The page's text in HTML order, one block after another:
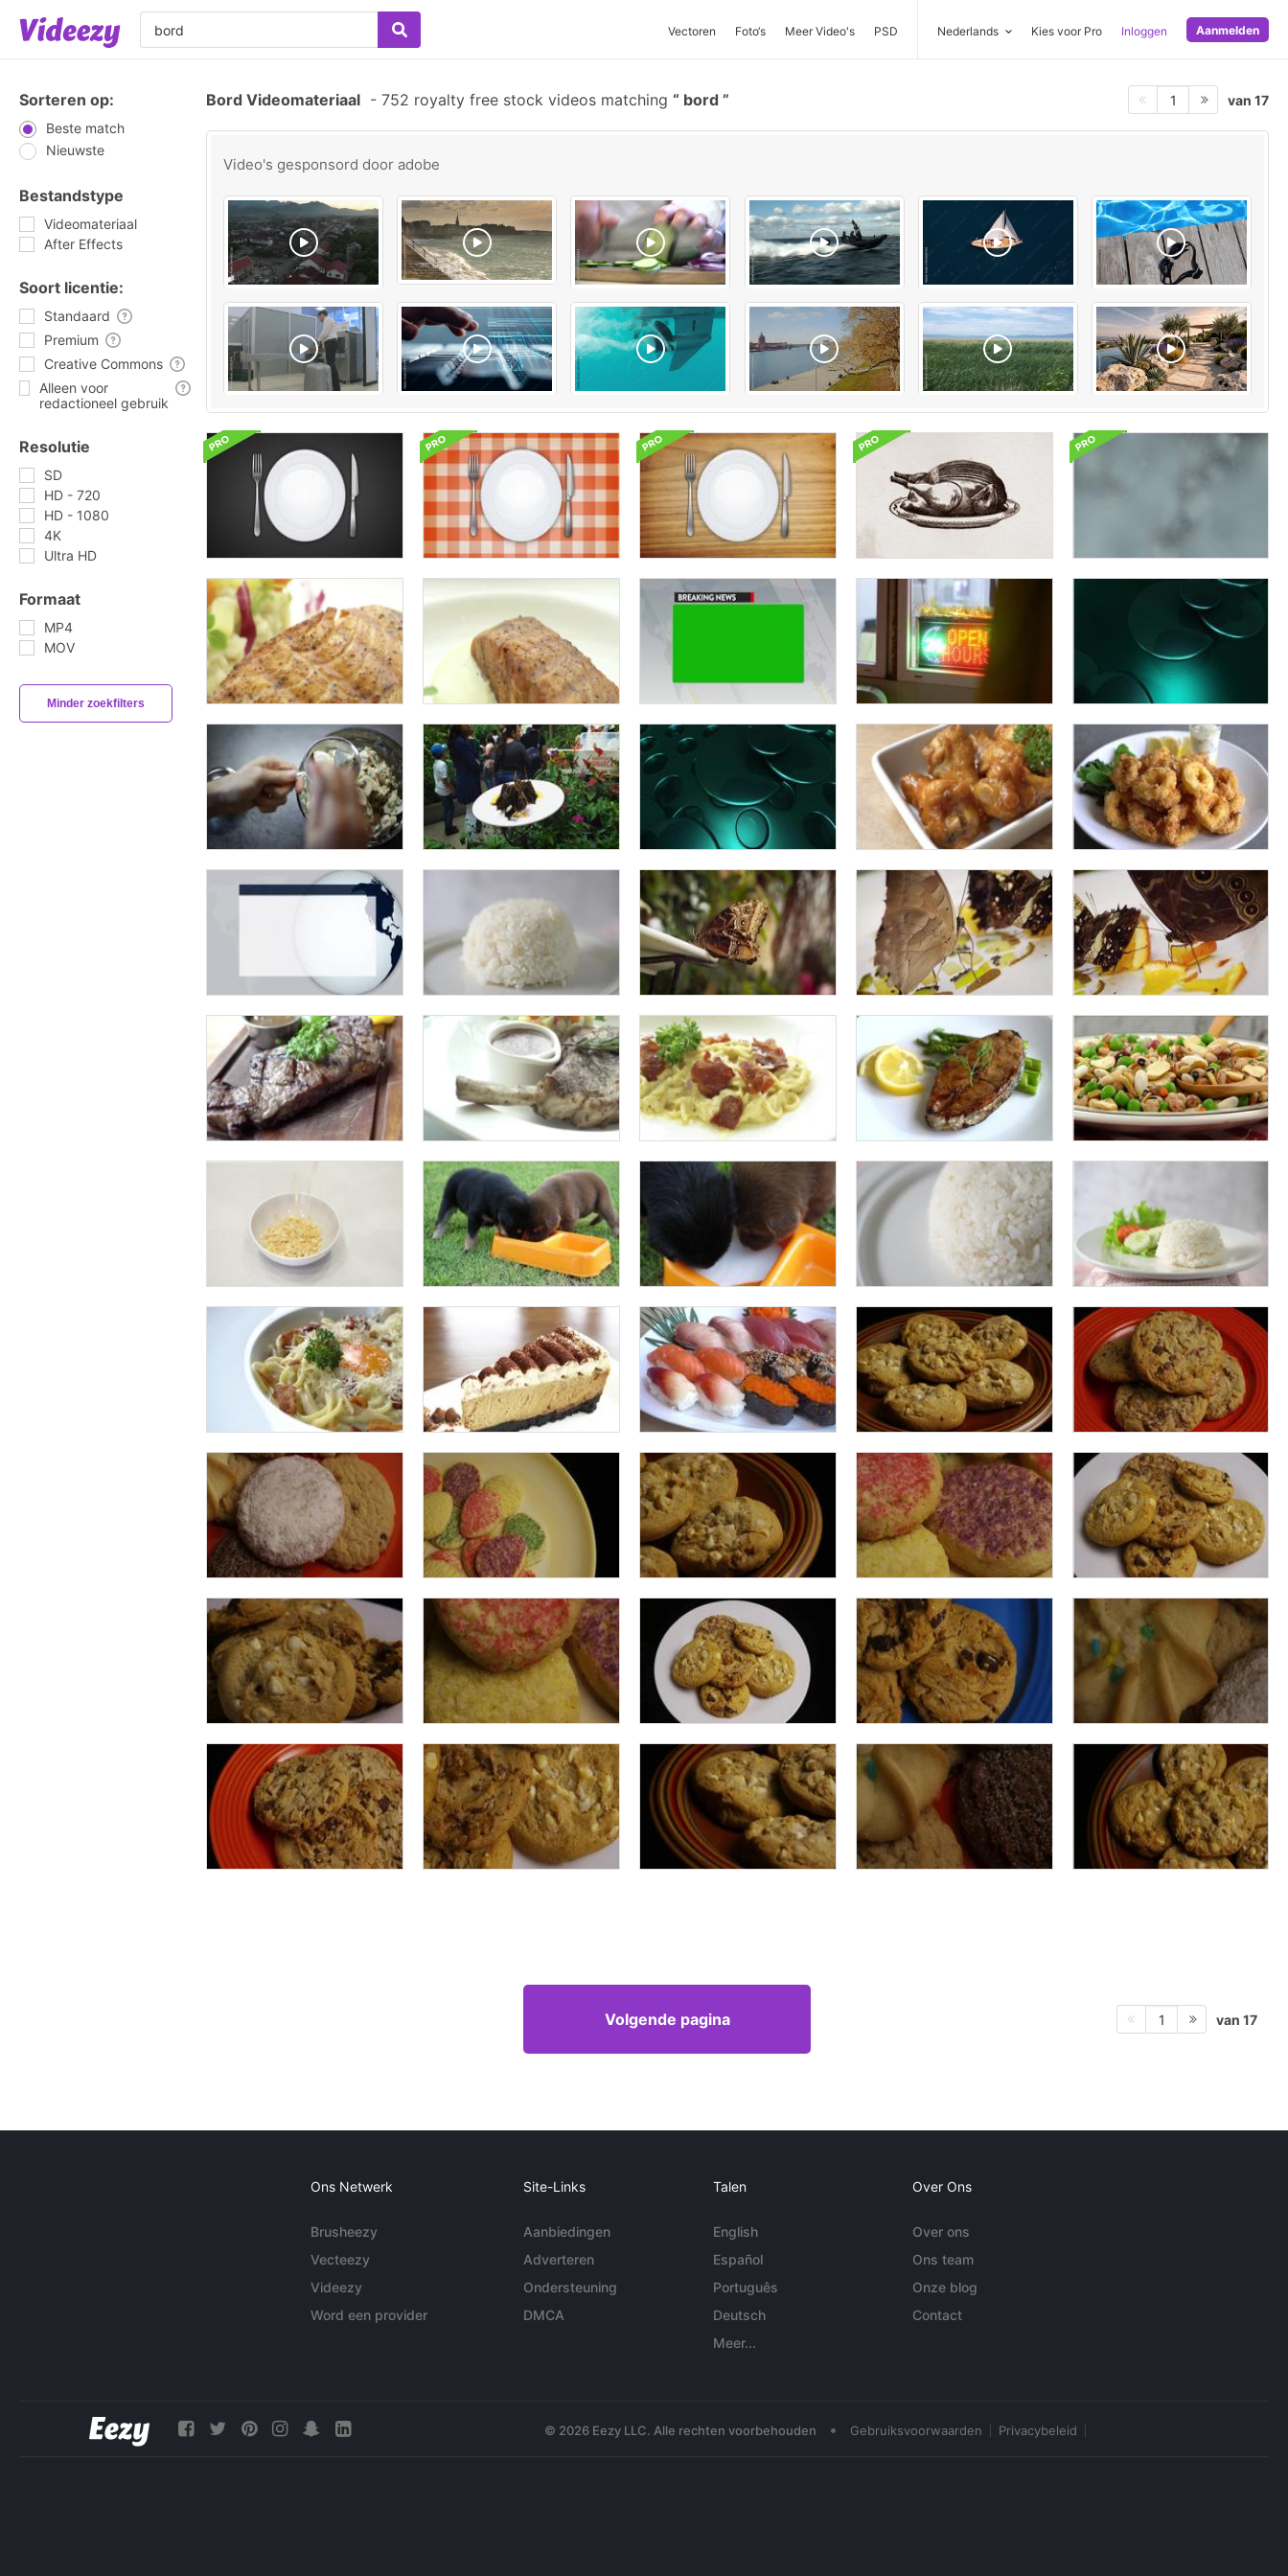
Vectoren Foto‘s Meer Video's PSD Nederlands Kies voor Pro Inloggen Aanmelden
Sorteren op:
Beste match
Nieuwste
Bestandstype
Videomateriaal
After Effects
Soort licentie:
Standaard
Premium
Creative Commons
Alleen voor
redactioneel gebruik
Resolutie
SD
HD - 720
HD - 1080
4K
Ultra HD
Formaat
MP4
MOV
Minder zoekfilters
Bord Videomateriaal - 752 royalty free stock videos matching bord 1 van 17
Video's gesponsord door adobe
Volgende pagina 1 van 17
Ons Netwerk
Brusheezy
Vecteezy
Videezy
Word een provider
Site-Links
Aanbiedingen
Adverteren
Ondersteuning
DMCA
Talen
English
Español
Português
Deutsch
Meer...
Over Ons
Over ons
Ons team
Onze blog
Contact
© 2026 Eezy LLC. Alle rechten voorbehouden • Gebruiksvoorwaarden Privacybeleid